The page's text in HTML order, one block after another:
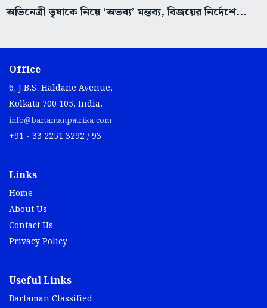
অভিনেত্রী তৃষাকে নিয়ে ‘অভব্য’ মন্তব্য, বিজয়ের নির্দেশে...
Office
6, J.B.S. Haldane Avenue,
Kolkata 700 105, India.
info@bartamanpatrika.com
+91 - 33 2251 3292 / 93
Links
Home
About Us
Contact Us
Privacy Policy
Useful Links
Bartaman Classified